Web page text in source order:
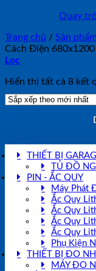
Quay
Trang chủ / Sản phẩm
Cách Điện 680x1200
Lọc
Hiển thị tất cả 8 kết
THIẾT BỊ
TỦ ĐỒ
PIN - ẮC QUY
Máy Phát
Ắc Quy
Ắc Quy
Ắc Quy
Ắc Quy
Phụ Kiện
THIẾT BỊ ĐO
MÁY ĐO